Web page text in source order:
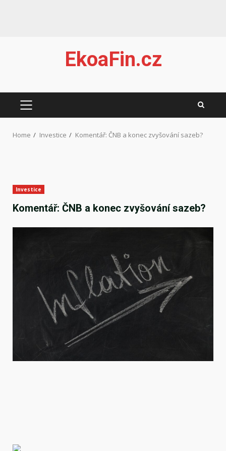
EkoaFin.cz
PRIMARY
Home Investice Komentář: ČNB a konec zvyšování sazeb?
Investice
Komentář: ČNB a konec zvyšování sazeb?